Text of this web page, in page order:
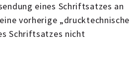
eines Schriftsatzes an
vorherige „drucktechnische
Schriftsatzes nicht